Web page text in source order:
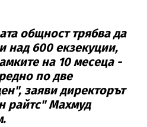
общност трябва да
над 600 екзекуции,
на 10 месеца -
по две
заяви директорът
райтс" Махмуд